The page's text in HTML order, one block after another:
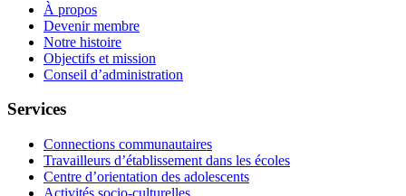
À propos
Devenir membre
Notre histoire
Objectifs et mission
Conseil d’administration
Services
Connections communautaires
Travailleurs d’établissement dans les écoles
Centre d’orientation des adolescents